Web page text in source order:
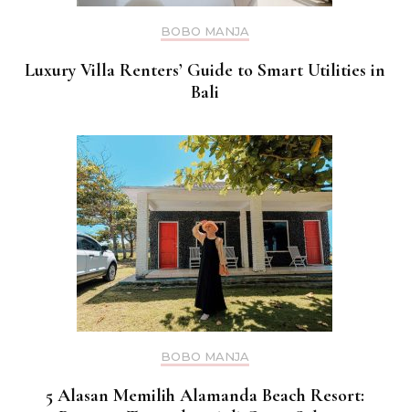
BOBO MANJA
Luxury Villa Renters’ Guide to Smart Utilities in
Bali
BOBO MANJA
5 Alasan Memilih Alamanda Beach Resort: